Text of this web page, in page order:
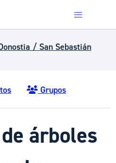
/ San Sebastián
Grupos
árboles